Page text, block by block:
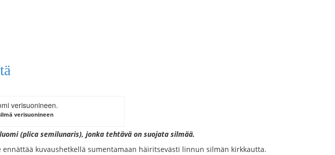
verisuonineen
(plica semilunaris), jonka tehtävä on suojata silmää.
kuvaushetkellä sumentamaan häiritsevästi linnun silmän kirkkautta.